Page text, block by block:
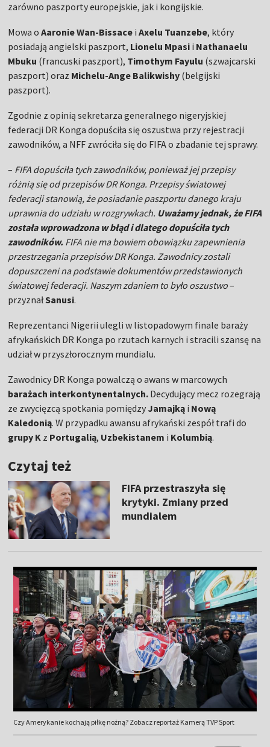
zarówno paszporty europejskie, jak i kongijskie.
Mowa oAaronie Wan-Bissace iAxelu Tuanzebe, który
posiadają angielski paszport, Lionelu Mpasi i Nathanaelu
Mbuku (francuski paszport), Timothym Fayulu (szwajcarski
paszport) oraz Michelu-Ange Balikwishy (belgijski
paszport).
Zgodnie z opinią sekretarza generalnego nigeryjskiej
federacji DR Konga dopuściła się oszustwa przy rejestracji
zawodników, a NFF zwróciła się do FIFA o zbadanie tej sprawy.
– FIFA dopuściła tych zawodników, ponieważ jej przepisy
różnią się od przepisów DR Konga. Przepisy światowej
federacji stanowią, że posiadanie paszportu danego kraju
uprawnia do udziału w rozgrywkach. Uważamy jednak, że FIFA
została wprowadzona w błąd i dlatego dopuściła tych
zawodników. FIFA nie ma bowiem obowiązku zapewnienia
przestrzegania przepisów DR Konga. Zawodnicy zostali
dopuszczeni na podstawie dokumentów przedstawionych
światowej federacji. Naszym zdaniem to było oszustwo–
przyznałSanusi.
Reprezentanci Nigerii ulegli w listopadowym finale baraży
afrykańskich DR Konga po rzutach karnych i stracili szansę na
udział w przyszłorocznym mundialu.
Zawodnicy DR Konga powalczą o awans w marcowych
barażach interkontynentalnych. Decydujący mecz rozegrają
ze zwycięzcą spotkania pomiędzy Jamajką i Nową
Kaledonią. W przypadku awansu afrykański zespół trafi do
grupy K z Portugalią, Uzbekistanem i Kolumbią.
Czytaj też
FIFA przestraszyła się
krytyki. Zmiany przed
mundialem
Czy Amerykanie kochają piłkę nożną? Zobacz reportaż Kamerą TVP Sport